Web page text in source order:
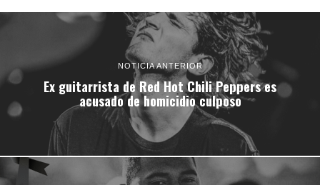
NOTICIA ANTERIOR
Ex guitarrista de Red Hot Chili Peppers es
acusado de homicidio culposo